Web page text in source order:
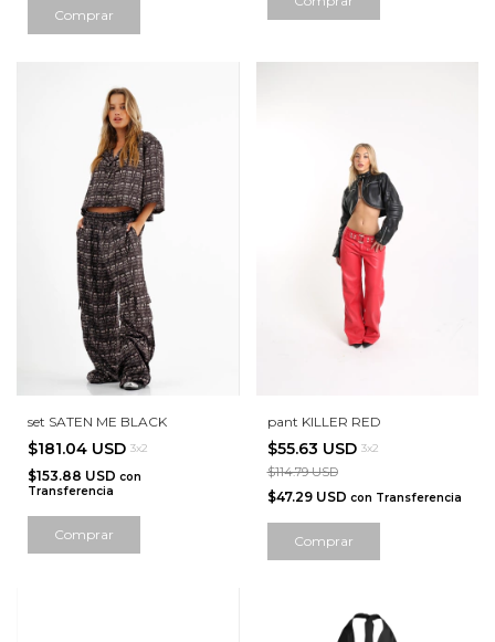
Comprar
set SATEN ME BLACK
$181.04 USD 3x2
$153.88 USD con
Transferencia
Comprar
pant KILLER RED
$55.63 USD 3x2
$114.79 USD
$47.29 USD con Transferencia
Comprar